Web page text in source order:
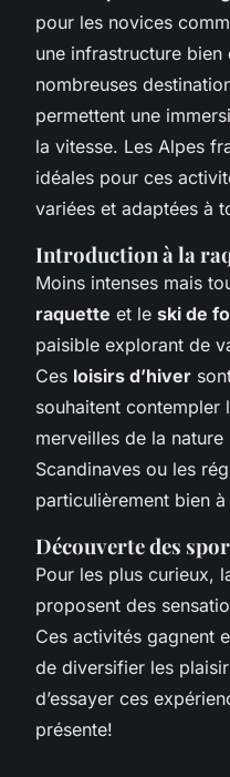
pour les novices
une infrastructure
nombreuses
permettent une
la vitesse. Les Alpes
idéales pour ces
variées et adaptées à
Introduction à la
Moins intenses mais
raquette et le ski de
paisible explorant de
Ces loisirs d’hiver
souhaitent contempler
merveilles de la
Scandinaves ou les
particulièrement bien
Découverte des
Pour les plus curieux,
proposent des
Ces activités gagnent
de diversifier les
d’essayer ces
présente!